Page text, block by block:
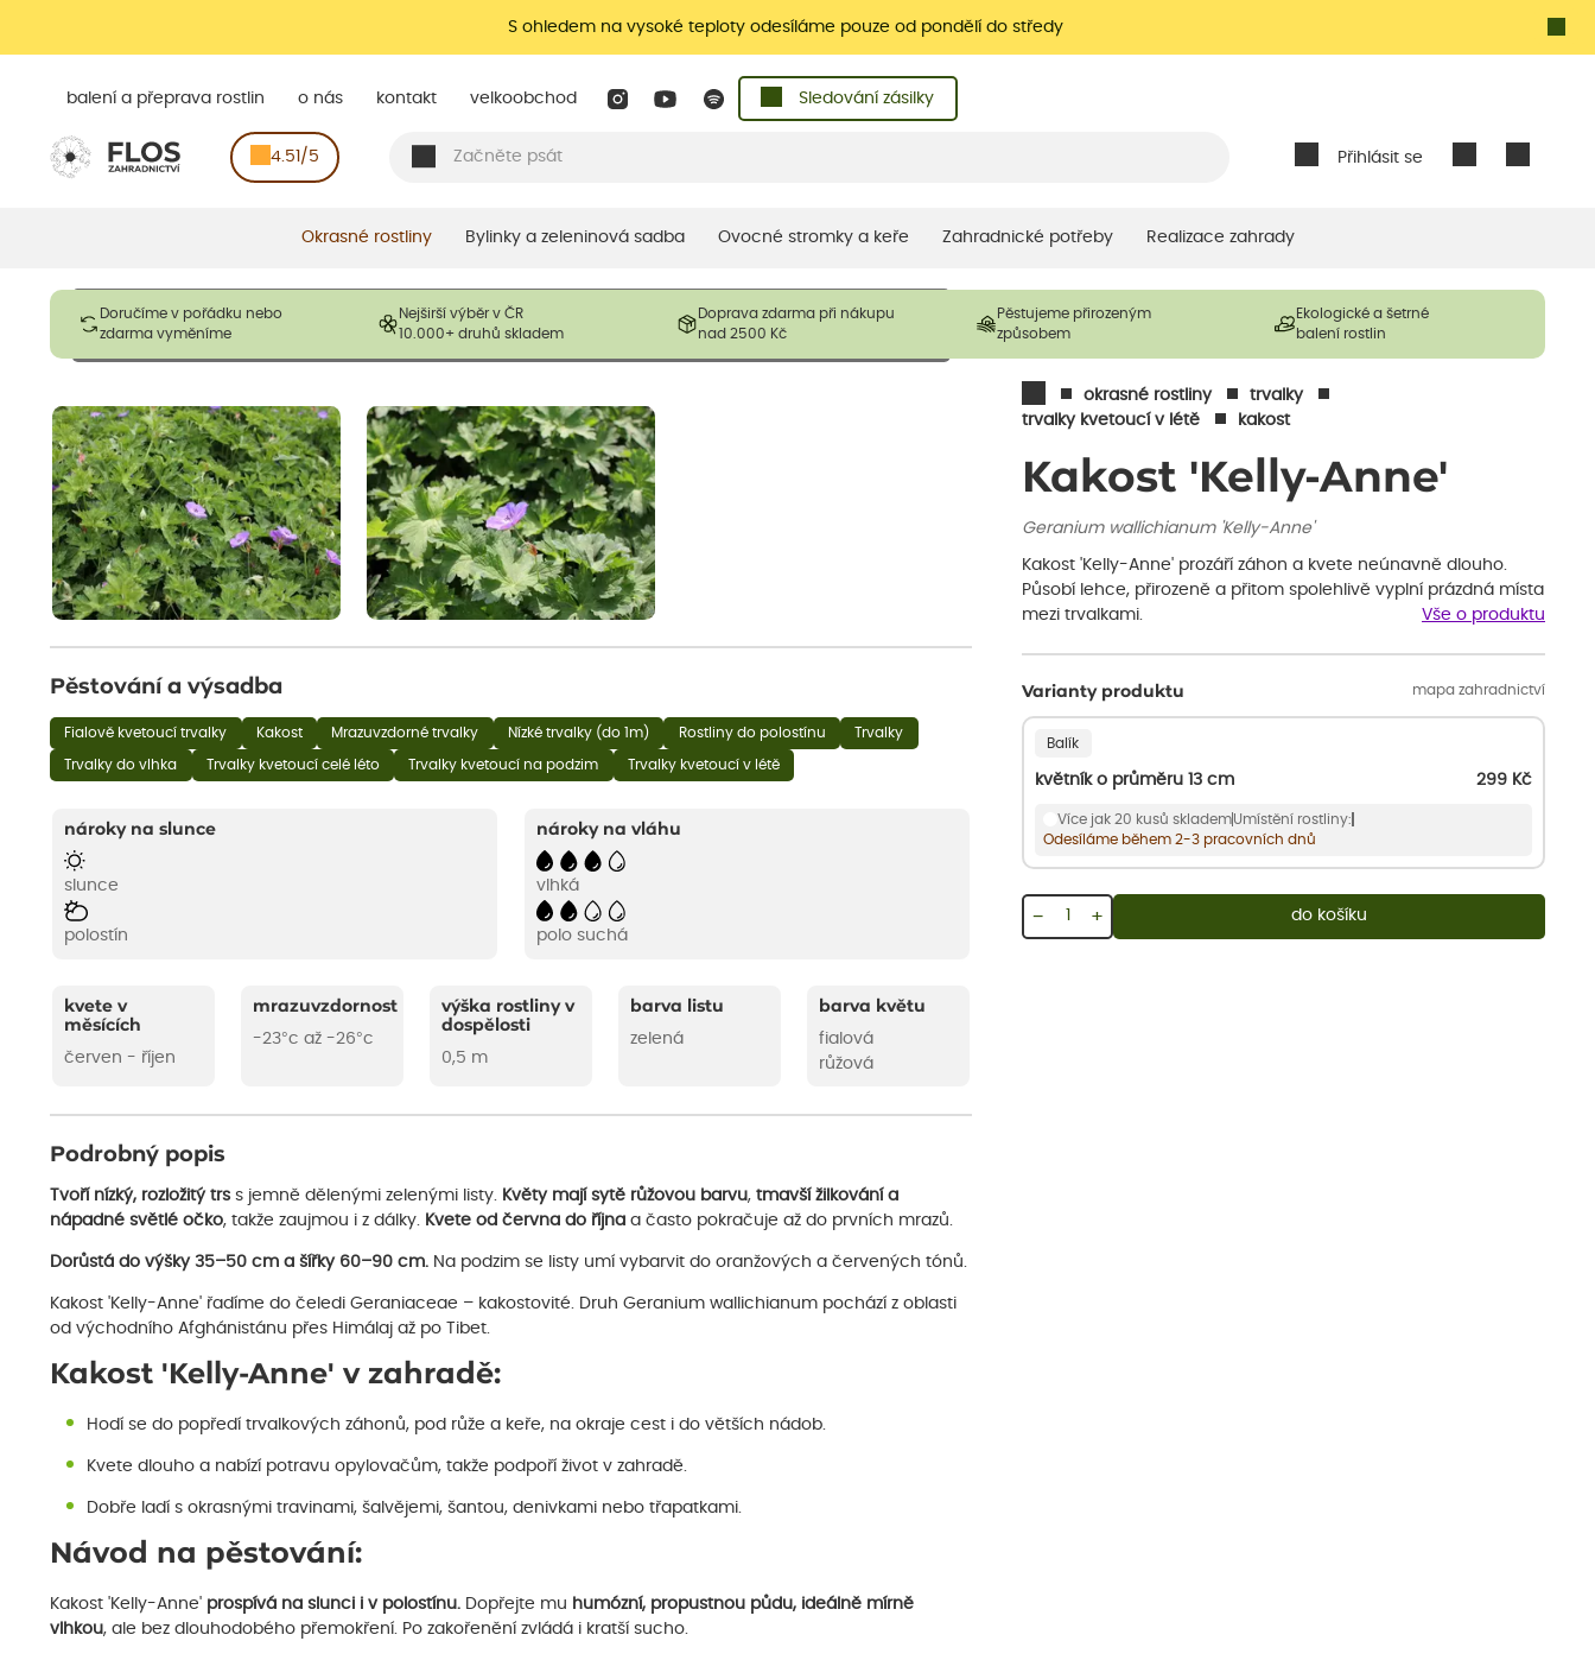
S ohledem na vysoké teploty odesíláme pouze od pondělí do středy
Přihlásit se
balení a přeprava rostlin o nás kontakt velkoobchod Sledování zásilky
4.51/5
Okrasné rostliny Bylinky a zeleninová sadba Ovocné stromky a keře Zahradnické potřeby Realizace zahrady
Doručíme v pořádku nebo
zdarma vyměníme
Nejširší výběr v ČR
10.000+ druhů skladem
Doprava zdarma při nákupu
nad 2500 Kč
Pěstujeme přirozeným
způsobem
Ekologické a šetrné
balení rostlin
okrasné rostliny
trvalky
trvalky kvetoucí v létě
kakost
Kakost 'Kelly-Anne'
Geranium wallichianum 'Kelly-Anne'
Kakost 'Kelly-Anne' prozáří záhon a kvete neúnavně dlouho.
Působí lehce, přirozeně a přitom spolehlivě vyplní prázdná místa
mezi trvalkami.
Vše o produktu
Varianty produktu mapa zahradnictví
Balík
květník o průměru 13 cm 299 Kč
Více jak 20 kusů sklademUmístění rostliny:
Odesíláme během 2-3 pracovních dnů
+
− do košíku
Obrázky slouží pouze pro ilustrační účely a mají reprezentovat prodávané produkty. V závislosti na sezónnosti mohou být
opadavé rostliny dodávány v dormantním stavu a bez listů. Rostliny mohou být také sestřiženy níže, než je uvedená
Pěstování a výsadba
Fialově kvetoucí trvalky Kakost Mrazuvzdorné trvalky Nízké trvalky (do 1m) Rostliny do polostínu Trvalky
Trvalky do vlhka Trvalky kvetoucí celé léto Trvalky kvetoucí na podzim Trvalky kvetoucí v létě
nároky na slunce
slunce
polostín
nároky na vláhu
vlhká
polo suchá
kvete v
měsících
červen - říjen
mrazuvzdornost
-23°c až -26°c
výška rostliny v
dospělosti
0,5 m
barva listu
zelená
barva květu
fialová
růžová
Podrobný popis
Tvoří nízký, rozložitý trs s jemně dělenými zelenými listy. Květy mají sytě růžovou barvu, tmavší žilkování a
nápadné světlé očko, takže zaujmou i z dálky. Kvete od června do října a často pokračuje až do prvních mrazů.
Dorůstá do výšky 35–50 cm a šířky 60–90 cm. Na podzim se listy umí vybarvit do oranžových a červených tónů.
Kakost 'Kelly-Anne' řadíme do čeledi Geraniaceae – kakostovité. Druh Geranium wallichianum pochází z oblasti
od východního Afghánistánu přes Himálaj až po Tibet.
Kakost 'Kelly-Anne' v zahradě:
Hodí se do popředí trvalkových záhonů, pod růže a keře, na okraje cest i do větších nádob.
Kvete dlouho a nabízí potravu opylovačům, takže podpoří život v zahradě.
Dobře ladí s okrasnými travinami, šalvějemi, šantou, denivkami nebo třapatkami.
Návod na pěstování:
Kakost 'Kelly-Anne' prospívá na slunci i v polostínu. Dopřejte mu humózní, propustnou půdu, ideálně mírně
vlhkou, ale bez dlouhodobého přemokření. Po zakořenění zvládá i kratší sucho.